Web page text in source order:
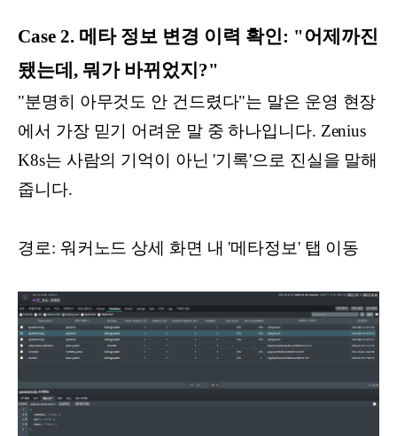
Case 2. 메타 정보 변경 이력 확인: "어제까진
됐는데, 뭐가 바뀌었지?"
"분명히 아무것도 안 건드렸다"는 말은 운영 현장
에서 가장 믿기 어려운 말 중 하나입니다. Zenius
K8s는 사람의 기억이 아닌 '기록'으로 진실을 말해
줍니다.
경로: 워커노드 상세 화면 내 '메타정보' 탭 이동